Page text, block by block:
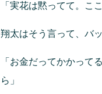
「実花は黙ってて。こ
翔太はそう言って、バ
「お金だってかかって
ら」